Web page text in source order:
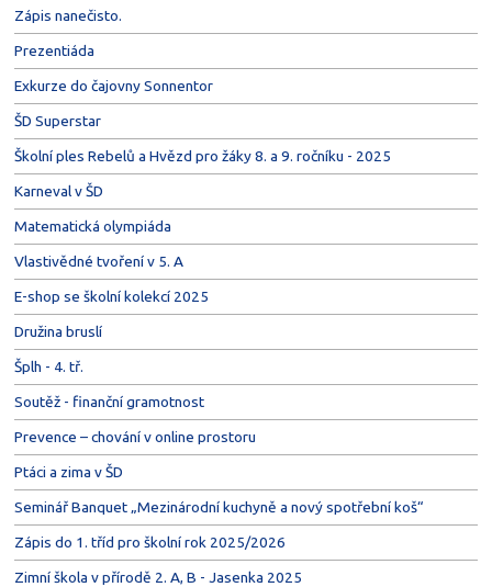
Zápis nanečisto.
Prezentiáda
Exkurze do čajovny Sonnentor
ŠD Superstar
Školní ples Rebelů a Hvězd pro žáky 8. a 9. ročníku - 2025
Karneval v ŠD
Matematická olympiáda
Vlastivědné tvoření v 5. A
E-shop se školní kolekcí 2025
Družina bruslí
Šplh - 4. tř.
Soutěž - finanční gramotnost
Prevence – chování v online prostoru
Ptáci a zima v ŠD
Seminář Banquet „Mezinárodní kuchyně a nový spotřební koš“
Zápis do 1. tříd pro školní rok 2025/2026
Zimní škola v přírodě 2. A, B - Jasenka 2025